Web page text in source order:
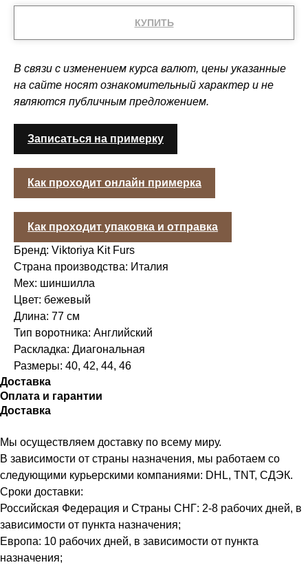
КУПИТЬ
В связи с изменением курса валют, цены указанные
на сайте носят ознакомительный характер и не
являются публичным предложением.
Записаться на примерку
Как проходит онлайн примерка
Как проходит упаковка и отправка
Бренд: Viktoriya Kit Furs
Страна производства: Италия
Мех: шиншилла
Цвет: бежевый
Длина: 77 см
Тип воротника: Английский
Раскладка: Диагональная
Размеры: 40, 42, 44, 46
Доставка
Оплата и гарантии
Доставка
Мы осуществляем доставку по всему миру.
В зависимости от страны назначения, мы работаем со
следующими курьерскими компаниями: DHL, TNT, СДЭК.
Сроки доставки:
Российская Федерация и Страны СНГ: 2-8 рабочих дней, в
зависимости от пункта назначения;
Европа: 10 рабочих дней, в зависимости от пункта
назначения;